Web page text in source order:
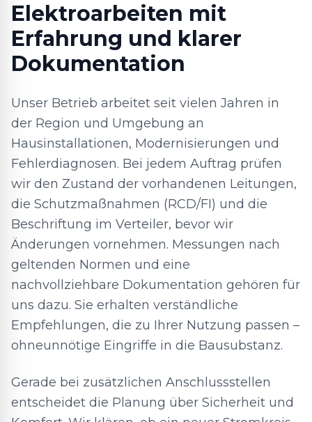
Elektroarbeiten mit
Erfahrung und klarer
Dokumentation
Unser Betrieb arbeitet seit vielen Jahren in
der Region und Umgebung an
Hausinstallationen, Modernisierungen und
Fehlerdiagnosen. Bei jedem Auftrag prüfen
wir den Zustand der vorhandenen Leitungen,
die Schutzmaßnahmen (RCD/FI) und die
Beschriftung im Verteiler, bevor wir
Änderungen vornehmen. Messungen nach
geltenden Normen und eine
nachvollziehbare Dokumentation gehören für
uns dazu. Sie erhalten verständliche
Empfehlungen, die zu Ihrer Nutzung passen –
ohneunnötige Eingriffe in die Bausubstanz.
Gerade bei zusätzlichen Anschlussstellen
entscheidet die Planung über Sicherheit und